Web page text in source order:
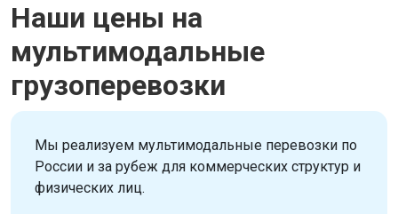
Наши цены на
мультимодальные
грузоперевозки
Мы реализуем мультимодальные перевозки по
России и за рубеж для коммерческих структур и
физических лиц.